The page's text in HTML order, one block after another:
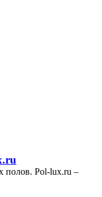
полов. Pol-lux.ru –